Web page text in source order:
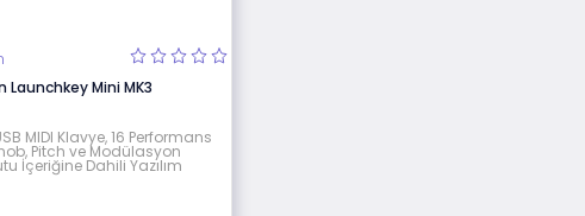
Launchkey Mini MK3
MIDI Klavye, 16 Performans
Pitch ve Modülasyon
İçeriğine Dahili Yazılım